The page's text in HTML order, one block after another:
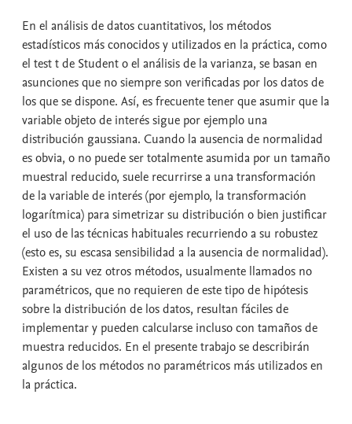
En el análisis de datos cuantitativos, los métodos
estadísticos más conocidos y utilizados en la práctica, como
el test t de Student o el análisis de la varianza, se basan en
asunciones que no siempre son verificadas por los datos de
los que se dispone. Así, es frecuente tener que asumir que la
variable objeto de interés sigue por ejemplo una
distribución gaussiana. Cuando la ausencia de normalidad
es obvia, o no puede ser totalmente asumida por un tamaño
muestral reducido, suele recurrirse a una transformación
de la variable de interés (por ejemplo, la transformación
logarítmica) para simetrizar su distribución o bien justificar
el uso de las técnicas habituales recurriendo a su robustez
(esto es, su escasa sensibilidad a la ausencia de normalidad).
Existen a su vez otros métodos, usualmente llamados no
paramétricos, que no requieren de este tipo de hipótesis
sobre la distribución de los datos, resultan fáciles de
implementar y pueden calcularse incluso con tamaños de
muestra reducidos. En el presente trabajo se describirán
algunos de los métodos no paramétricos más utilizados en
la práctica.